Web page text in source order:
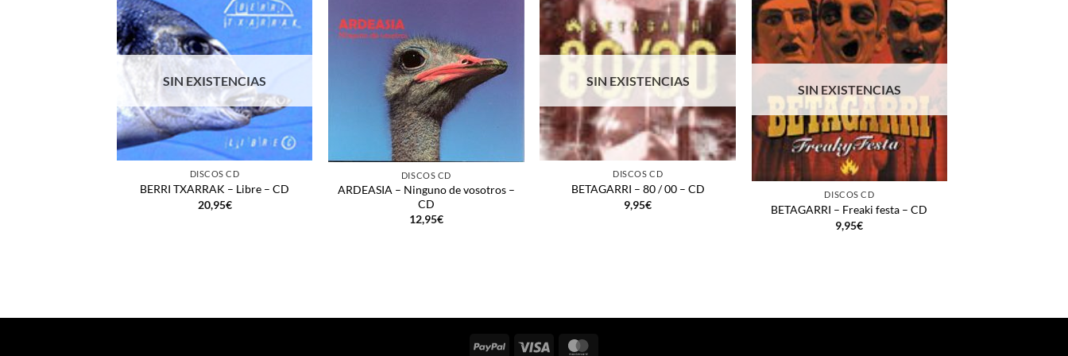
+
SIN EXISTENCIAS
DISCOS CD
BERRI TXARRAK – Libre – CD
20,95€
DISCOS CD
ARDEASIA – Ninguno de vosotros –
CD
12,95€
+
SIN EXISTENCIAS
DISCOS CD
BETAGARRI – 80 / 00 – CD
9,95€
SIN EXISTENCIAS
DISCOS CD
BETAGARRI – Freaki festa – CD
9,95€
PayPal Visa